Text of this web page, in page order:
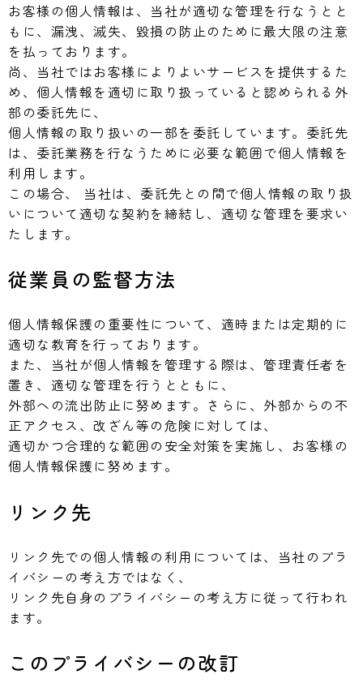
お客様の個人情報は、当社が適切な管理を行なうとと
もに、漏洩、滅失、毀損の防止のために最大限の注意
を払っております。
尚、当社ではお客様によりよいサービスを提供するた
め、個人情報を適切に取り扱っていると認められる外
部の委託先に、
個人情報の取り扱いの一部を委託しています。委託先
は、委託業務を行なうために必要な範囲で個人情報を
利用します。
この場合、 当社は、委託先との間で個人情報の取り扱
いについて適切な契約を締結し、適切な管理を要求い
たします。
従業員の監督方法
個人情報保護の重要性について、適時または定期的に
適切な教育を行っております。
また、当社が個人情報を管理する際は、管理責任者を
置き、適切な管理を行うとともに、
外部への流出防止に努めます。さらに、外部からの不
正アクセス、改ざん等の危険に対しては、
適切かつ合理的な範囲の安全対策を実施し、お客様の
個人情報保護に努めます。
リンク先
リンク先での個人情報の利用については、当社のプラ
イバシーの考え方ではなく、
リンク先自身のプライバシーの考え方に従って行われ
ます。
このプライバシーの改訂